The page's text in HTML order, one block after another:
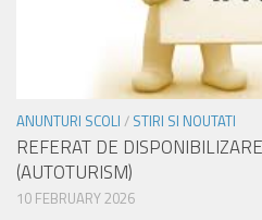
ANUNTURI SCOLI / STIRI SI NOUTATI
REFERAT DE
(AUTOTURISM)
10 FEBRUARY 2026